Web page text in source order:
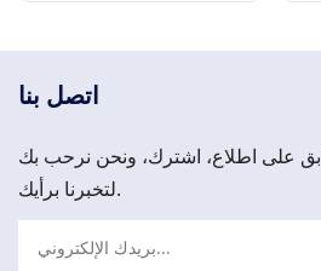
اتصل بنا
على اطلاع، اشترك، ونحن نرحب بك
لتخبرنا برأيك.